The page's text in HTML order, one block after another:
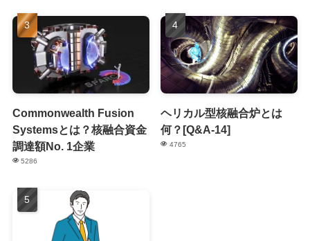
Commonwealth Fusion
Systemsとは？核融合資金
調達額No. 1企業
5286
ヘリカル型核融合炉とは
何？[Q&A-14]
4765